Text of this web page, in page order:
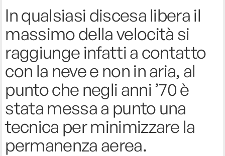
In qualsiasi discesa libera il
massimo della velocità si
raggiunge infatti a contatto
con la neve e non in aria, al
punto che negli anni ’70 è
stata messa a punto una
tecnica per minimizzare la
permanenza aerea.